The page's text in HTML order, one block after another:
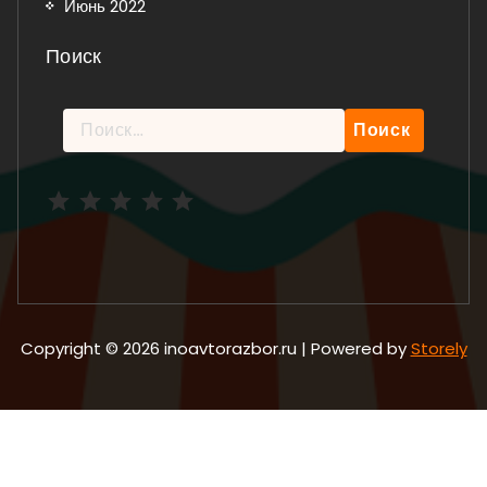
Июнь 2022
Поиск
Найти:
Copyright © 2026 inoavtorazbor.ru | Powered byStorely